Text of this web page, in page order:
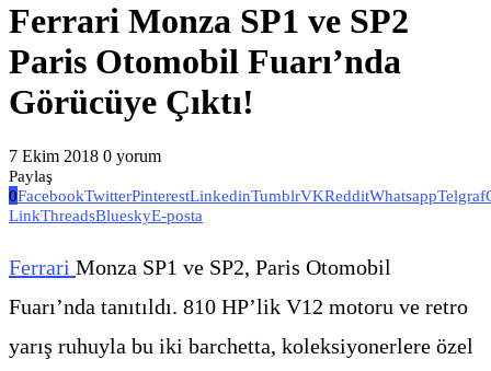
Ferrari Monza SP1 ve SP2
Paris Otomobil Fuarı’nda
Görücüye Çıktı!
7 Ekim 2018 0 yorum
Paylaş
0FacebookTwitterPinterestLinkedinTumblrVKRedditWhatsappTelgraf
LinkThreadsBlueskyE-posta
Ferrari Monza SP1 ve SP2, Paris Otomobil
Fuarı’nda tanıtıldı. 810 HP’lik V12 motoru ve retro
yarış ruhuyla bu iki barchetta, koleksiyonerlere özel